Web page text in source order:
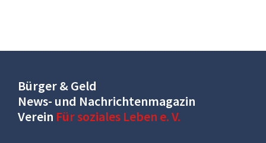
Bürger & Geld
News- und Nachrichtenmagazin
Verein Für soziales Leben e. V.